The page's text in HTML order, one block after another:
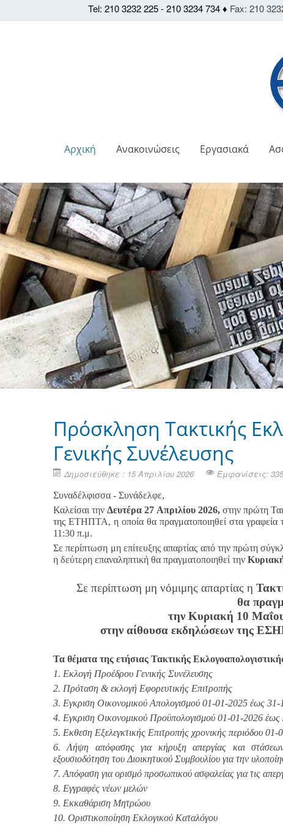
Tel: 210 3232 225 - 210 3234 734 ♦ Fax: 210
Αρχική Ανακοινώσεις Εργασιακά
Πρόσκληση Τακτικής
Γενικής Συνέλευσης
Δημοσιεύθηκε : 15 Απριλίου 2026 Εμφανίσεις: 335
Συναδέλφισσα - Συνάδελφε,
Καλείσαι τηνΔευτέρα 27 Απριλίου 2026,στην πρώτη
της ΕΤΗΠΤΑ, η οποία θα πραγματοποιηθεί στα
11:30 π.μ.
Σε περίπτωση μη επίτευξης απαρτίας από την πρώτη
η δεύτερη επαναληπτική θα πραγματοποιηθεί την
Σε περίπτωση μη νόμιμης απαρτίας η
θα
την Κυριακή 10
στην αίθουσα εκδηλώσεων της
Τα θέματα της ετήσιας Τακτικής
1. Εκλογή Προέδρου Γενικής Συνέλευσης
2. Πρόταση & εκλογή Εφορευτικής Επιτροπής
3. Εγκριση Οικονομικού Απολογισμού 01-01-2025 έως
4. Εγκριση Οικονομικού Προϋπολογισμού 01-01-2026
5. Εκθεση Εξελεγκτικής Επιτροπής χρονικής περιόδου
6. Λήψη απόφασης για κήρυξη απεργίας και στάσεων
εξουσιοδότηση του Διοικητικού Συμβουλίου για την
7. Απόφαση για ορισμό προσωπικού ασφαλείας για τις
8. Εγγραφές νέων μελών
9. Εκκαθάριση Μητρώου
10. Οριστικοποίηση Εκλογικού Καταλόγου